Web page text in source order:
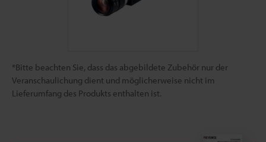
*Bitte beachten Sie, dass das abgebildete Zubehör nur der
Veranschaulichung dient und möglicherweise nicht im
Lieferumfang des Produkts enthalten ist.